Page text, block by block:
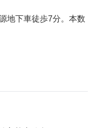
地下車徒歩7分。本数